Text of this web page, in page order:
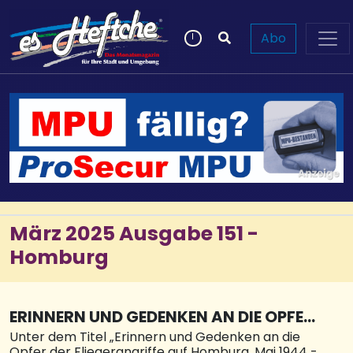
Abo
März 2025 Ausgabe 151 -
Homburg
ERINNERN UND GEDENKEN AN DIE OPFER
DER FLIEGERANGRIFFE
Unter dem Titel „Erinnern und Gedenken an die